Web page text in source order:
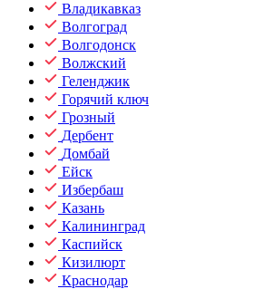
Владикавказ
Волгоград
Волгодонск
Волжский
Геленджик
Горячий ключ
Грозный
Дербент
Домбай
Ейск
Избербаш
Казань
Калининград
Каспийск
Кизилюрт
Краснодар